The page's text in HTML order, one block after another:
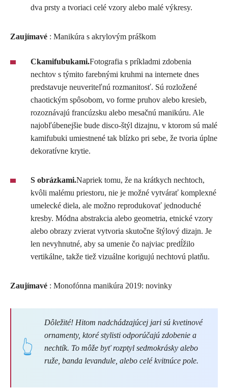
dva prsty a tvoriaci celé vzory alebo malé výkresy.
Zaujímavé : Manikúra s akrylovým práškom
Ckamifubukami.Fotografia s príkladmi zdobenia
nechtov s týmito farebnými kruhmi na internete dnes
predstavuje neuveriteľnú rozmanitosť. Sú rozložené
chaotickým spôsobom, vo forme pruhov alebo kresieb,
rozoznávajú francúzsku alebo mesačnú manikúru. Ale
najobľúbenejšie bude disco-štýl dizajnu, v ktorom sú malé
kamifubuki umiestnené tak blízko pri sebe, že tvoria úplne
dekoratívne krytie.
S obrázkami.Napriek tomu, že na krátkych nechtoch,
kvôli malému priestoru, nie je možné vytvárať komplexné
umelecké diela, ale možno reprodukovať jednoduché
kresby. Módna abstrakcia alebo geometria, etnické vzory
alebo obrazy zvierat vytvoria skutočne štýlový dizajn. Je
len nevyhnutné, aby sa umenie čo najviac predĺžilo
vertikálne, takže tiež vizuálne korigujú nechtovú platňu.
Zaujímavé : Monofónna manikúra 2019: novinky
Dôležité! Hitom nadchádzajúcej jari sú kvetinové
ornamenty, ktoré stylisti odporúčajú zdobenie a
nechtík. To môže byť rozptyl sedmokrásky alebo
ruže, banda levandule, alebo celé kvitnúce pole.